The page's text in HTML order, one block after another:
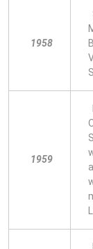
1958
1959